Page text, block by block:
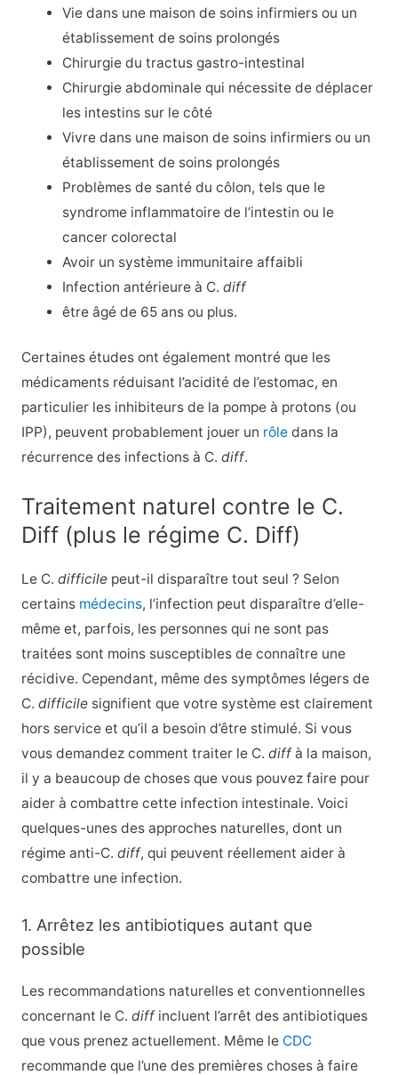
Vie dans une maison de soins infirmiers ou un
établissement de soins prolongés
Chirurgie du tractus gastro-intestinal
Chirurgie abdominale qui nécessite de déplacer
les intestins sur le côté
Vivre dans une maison de soins infirmiers ou un
établissement de soins prolongés
Problèmes de santé du côlon, tels que le
syndrome inflammatoire de l’intestin ou le
cancer colorectal
Avoir un système immunitaire affaibli
Infection antérieure à C.diff
être âgé de 65 ans ou plus.
Certaines études ont également montré que les
médicaments réduisant l’acidité de l’estomac, en
particulier les inhibiteurs de la pompe à protons (ou
IPP), peuvent probablement jouer un rôledans la
récurrence des infections à C. diff.
Traitement naturel contre le C.
Diff (plus le régime C. Diff)
Le C. difficilepeut-il disparaître tout seul ? Selon
certains médecins, l’infection peut disparaître d’elle-
même et, parfois, les personnes qui ne sont pas
traitées sont moins susceptibles de connaître une
récidive. Cependant, même des symptômes légers de
C. difficilesignifient que votre système est clairement
hors service et qu’il a besoin d’être stimulé. Si vous
vous demandez comment traiter le C. diffà la maison,
il y a beaucoup de choses que vous pouvez faire pour
aider à combattre cette infection intestinale. Voici
quelques-unes des approches naturelles, dont un
régime anti-C. diff, qui peuvent réellement aider à
combattre une infection.
1. Arrêtez les antibiotiques autant que
possible
Les recommandations naturelles et conventionnelles
concernant le C. diffincluent l’arrêt des antibiotiques
que vous prenez actuellement. Même le CDC
recommande que l’une des premières choses à faire